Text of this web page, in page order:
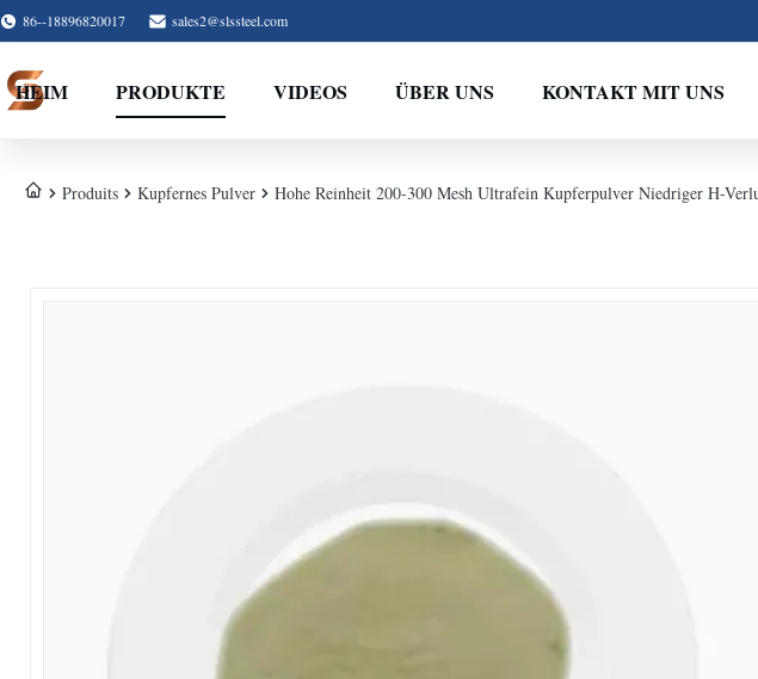
86--18896820017 sales2@slssteel.com
HEIM PRODUKTE VIDEOS ÜBER UNS KONTAKT MIT UNS
Produits Kupfernes Pulver Hohe Reinheit 200-300 Mesh Ultrafein Kupferpulver Niedriger H-